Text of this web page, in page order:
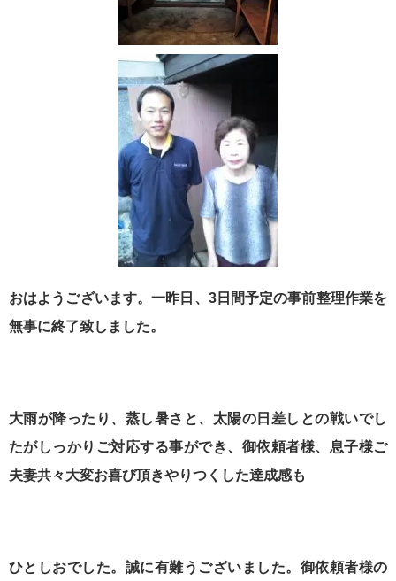
おはようございます。一昨日、3日間予定の事前整理作業を
無事に終了致しました。
大雨が降ったり、蒸し暑さと、太陽の日差しとの戦いでし
たがしっかりご対応する事ができ、御依頼者様、息子様ご
夫妻共々大変お喜び頂きやりつくした達成感も
ひとしおでした。誠に有難うございました。御依頼者様の